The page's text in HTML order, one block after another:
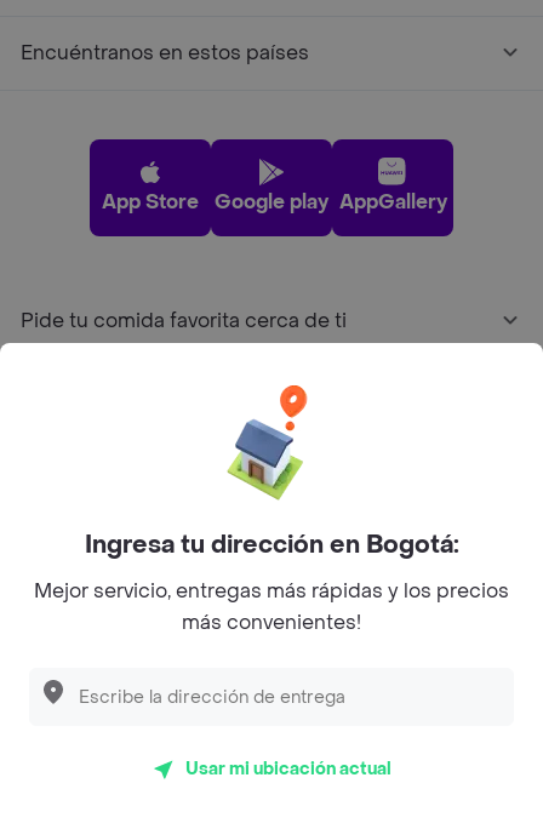
Encuéntranos en estos países
App Store Google play AppGallery
Pide tu comida favorita cerca de ti
Sobre Rappi
Facebook
Twitter
Instagram
Ingresa tu dirección en Bogotá:
Mejor servicio, entregas más rápidas y los precios
más convenientes!
Usar mi ubicación actual